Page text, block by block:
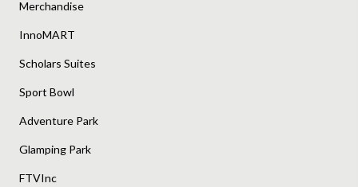
Merchandise
InnoMART
Scholars Suites
Sport Bowl
Adventure Park
Glamping Park
FTVInc